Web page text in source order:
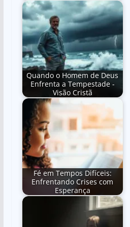
Quando o Homem de Deus
Enfrenta a Tempestade -
Visão Cristã
Fé em Tempos Difíceis:
Enfrentando Crises com
Esperança